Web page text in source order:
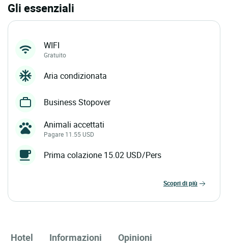
Gli essenziali
WIFI
Gratuito
Aria condizionata
Business Stopover
Animali accettati
Pagare 11.55 USD
Prima colazione 15.02 USD/Pers
scopri di più
Hotel Informazioni Opinioni